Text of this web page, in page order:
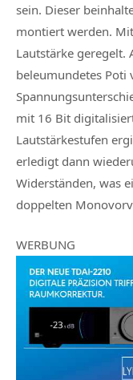
sein. Dieser
montiert werden.
Lautstärke geregelt.
beleumundetes Poti
mit 16 Bit
Lautstärkestufen
erledigt dann
Widerständen, was
doppelten
WERBUNG